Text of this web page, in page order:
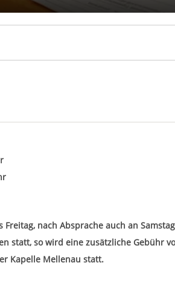
nach Absprache auch an
statt, so wird eine zusätzliche Gebühr
Kapelle Mellenau statt.